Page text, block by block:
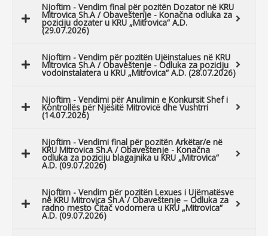
Njoftim - Vendim final për pozitën Dozator në KRU
Mitrovica Sh.A / Obaveštenje - Konačna odluka za
poziciju dozater u KRU „Mitrovica“ A.D.
(29.07.2026)
Njoftim - Vendim për pozitën Ujëinstalues në KRU
Mitrovica Sh.A / Obaveštenje - Odluka za poziciju
vodoinstalatera u KRU „Mitrovica“ A.D. (28.07.2026)
Njoftim - Vendimi për Anulimin e Konkursit Shef i
Kontrollës për Njësitë Mitrovicë dhe Vushtrri
(14.07.2026)
Njoftim - Vendimi final për pozitën Arkëtar/e në
KRU Mitrovica Sh.A / Obaveštenje - Konačna
odluka za poziciju blagajnika u KRU „Mitrovica“
A.D. (09.07.2026)
Njoftim - Vendim për pozitën Lexues i Ujëmatësve
në KRU Mitrovica Sh.A / Obaveštenje – Odluka za
radno mesto Čitač vodomera u KRU „Mitrovica“
A.D. (09.07.2026)